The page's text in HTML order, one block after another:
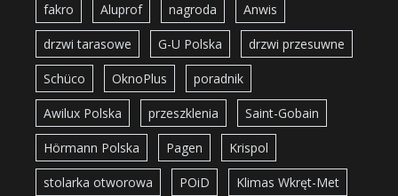
fakro Aluprof nagroda Anwis
drzwi tarasowe G-U Polska drzwi przesuwne
Schüco OknoPlus poradnik
Awilux Polska przeszklenia Saint-Gobain
Hörmann Polska Pagen Krispol
stolarka otworowa POiD Klimas Wkręt-Met